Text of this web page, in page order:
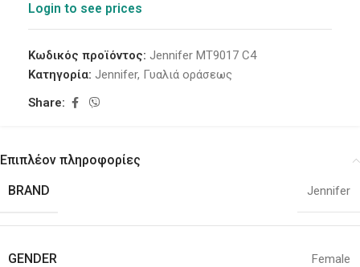
Login to see prices
Κωδικός προϊόντος: Jennifer MT9017 C4
Κατηγορία: Jennifer, Γυαλιά οράσεως
Share:
Επιπλέον πληροφορίες
BRAND
Jennifer
GENDER Female